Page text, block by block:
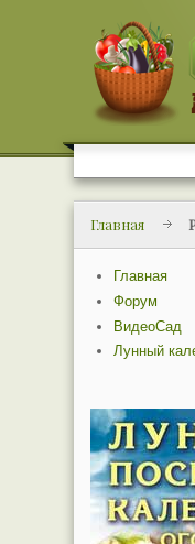
Главная
Главная
Форум
ВидеоСад
Лунный